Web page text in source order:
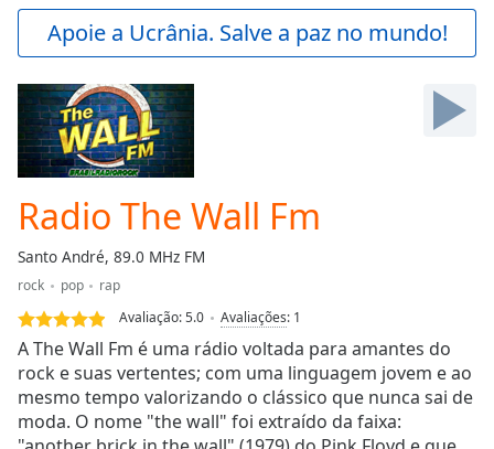
Skip
Backward
Skip
Forward
Mute
Current
Time0:00
Loaded :
0.00%
Stream
TypeLIVE
Seek to
currently
behind
Apoie a Ucrânia. Salve a paz no mundo!
Radio The Wall Fm
Santo André, 89.0 MHz FM
rock pop
rap
Avaliação:5.0 Avaliações: 1
A The Wall Fm é uma rádio voltada para amantes do
rock e suas vertentes; com uma linguagem jovem e ao
mesmo tempo valorizando o clássico que nunca sai de
moda. O nome "the wall" foi extraído da faixa: